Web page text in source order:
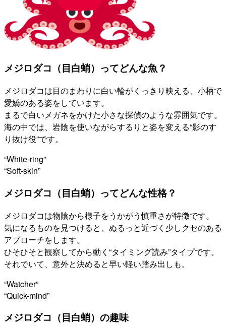
メジロダコ（目白蛸）ってどんな魚？
メジロダコは目のまわりに白い輪がくっきり映える、小柄で
愛嬌のある姿をしています。
まるで白いメガネをかけた小さな探偵のような雰囲気です。
海の中では、岩陰を使いながらするりと姿を変える“影のす
り抜け役”です。
“White-ring”
“Soft-skin”
メジロダコ（目白蛸）ってどんな性格？
メジロダコは物陰から様子をうかがう慎重さが特徴です。
気になるものを見つけると、ぬるっと近づく少しクセのある
アプローチをします。
ひそひそと観察してから動く“タイミング読み”タイプです。
それでいて、意外と決めると早い軽い踏み出しも。
“Watcher”
“Quick-mind”
メジロダコ（目白蛸）の趣味